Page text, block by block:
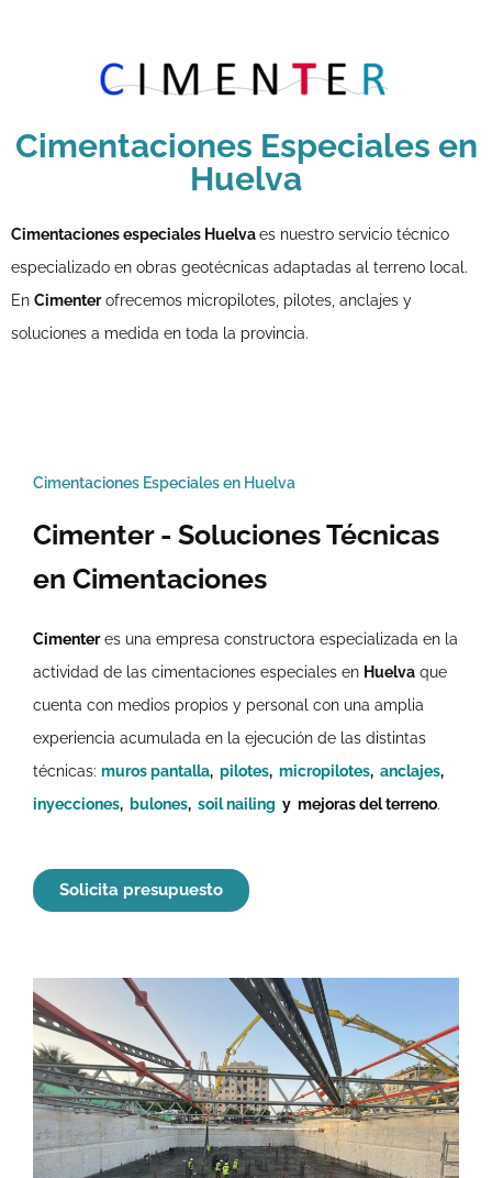
Cimentaciones Especiales en
Huelva
Cimentaciones especiales Huelvaes nuestro servicio técnico
especializado en obras geotécnicas adaptadas al terreno local.
En Cimenterofrecemos micropilotes, pilotes, anclajes y
soluciones a medida en toda la provincia.
Cimentaciones Especiales en Huelva
Cimenter - Soluciones Técnicas
en Cimentaciones
Cimenter es una empresa constructora especializada en la
actividad de las cimentaciones especiales en Huelva que
cuenta con medios propios y personal con una amplia
experiencia acumulada en la ejecución de las distintas
técnicas: muros pantalla, pilotes, micropilotes, anclajes,
inyecciones, bulones, soil nailing y mejoras del terreno.
Solicita presupuesto